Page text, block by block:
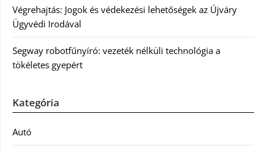
Végrehajtás: Jogok és védekezési lehetőségek az Újváry
Ügyvédi Irodával
Segway robotfűnyíró: vezeték nélküli technológia a
tökéletes gyepért
Kategória
Autó